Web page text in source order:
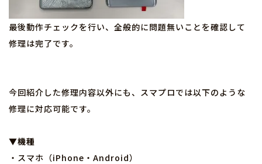
最後動作チェックを行い、全般的に問題無いことを確認して
修理は完了です。
今回紹介した修理内容以外にも、スマプロでは以下のような
修理に対応可能です。
▼機種
・スマホ（iPhone・Android）